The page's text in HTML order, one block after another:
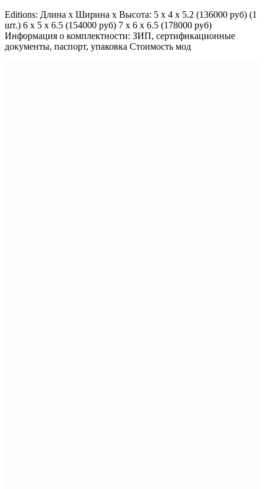
Editions: Длина x Ширина x Высота: 5 x 4 x 5.2 (136000 руб) (1
шт.) 6 x 5 x 6.5 (154000 руб) 7 x 6 x 6.5 (178000 руб)
Информация о комплектности: ЗИП, сертификационные
документы, паспорт, упаковка Стоимость мод